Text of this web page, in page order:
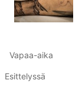
Vapaa-aika
Esittelyssä